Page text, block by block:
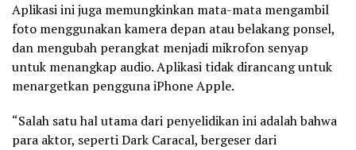
Aplikasi ini juga memungkinkan mata-mata mengambil
foto menggunakan kamera depan atau belakang ponsel,
dan mengubah perangkat menjadi mikrofon senyap
untuk menangkap audio. Aplikasi tidak dirancang untuk
menargetkan pengguna iPhone Apple.
“Salah satu hal utama dari penyelidikan ini adalah bahwa
para aktor, seperti Dark Caracal, bergeser dari